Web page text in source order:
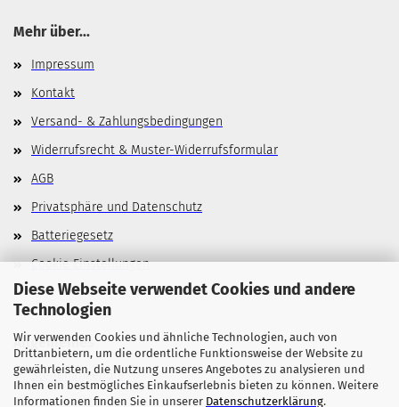
Diese Webseite verwendet Cookies und andere
Technologien
Wir verwenden Cookies und ähnliche Technologien, auch von
Drittanbietern, um die ordentliche Funktionsweise der Website zu
gewährleisten, die Nutzung unseres Angebotes zu analysieren und
Ihnen ein bestmögliches Einkaufserlebnis bieten zu können. Weitere
Informationen finden Sie in unserer Datenschutzerklärung.
Mehr über...
Impressum
Kontakt
Versand- & Zahlungsbedingungen
Widerrufsrecht & Muster-Widerrufsformular
AGB
Privatsphäre und Datenschutz
Batteriegesetz
Cookie Einstellungen
Allgemeines
Stellenangebote